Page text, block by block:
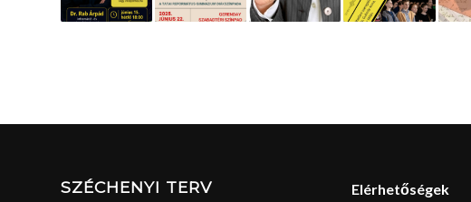
SZÉCHENYI TERV Elérhetőségek